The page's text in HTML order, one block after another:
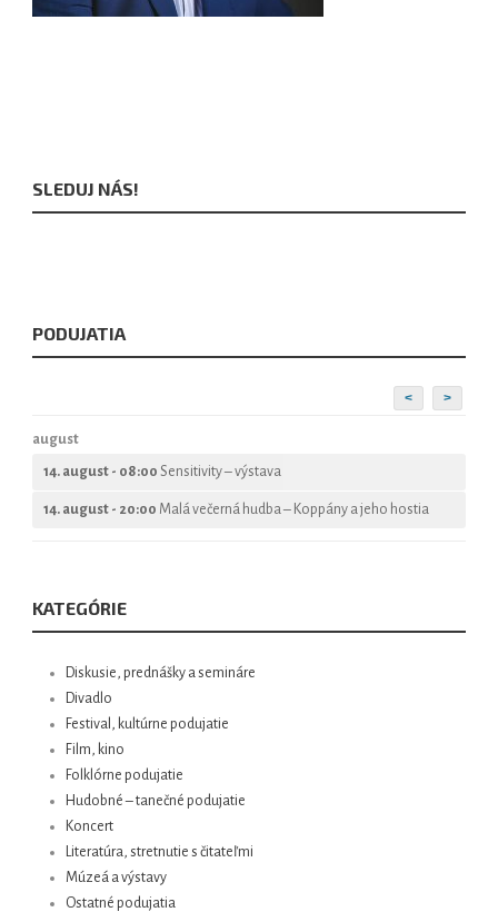
SLEDUJ NÁS!
PODUJATIA
< >
august
14. august - 08:00 Sensitivity – výstava
14. august - 20:00 Malá večerná hudba – Koppány a jeho hostia
KATEGÓRIE
Diskusie, prednášky a semináre
Divadlo
Festival, kultúrne podujatie
Film, kino
Folklórne podujatie
Hudobné – tanečné podujatie
Koncert
Literatúra, stretnutie s čitateľmi
Múzeá a výstavy
Ostatné podujatia